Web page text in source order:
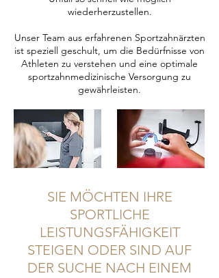
wiederherzustellen.
Unser Team aus erfahrenen Sportzahnärzten
ist speziell geschult, um die Bedürfnisse von
Athleten zu verstehen und eine optimale
sportzahnmedizinische Versorgung zu
gewährleisten.
SIE MÖCHTEN IHRE
SPORTLICHE
LEISTUNGSFÄHIGKEIT
STEIGEN ODER SIND AUF
DER SUCHE NACH EINEM